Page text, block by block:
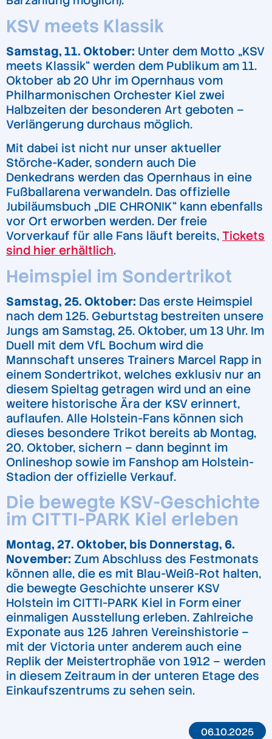
KSV meets Klassik
Samstag, 11. Oktober: Unter dem Motto „KSV
meets Klassik“ werden dem Publikum am 11.
Oktober ab 20 Uhr im Opernhaus vom
Philharmonischen Orchester Kiel zwei
Halbzeiten der besonderen Art geboten –
Verlängerung durchaus möglich.
Mit dabei ist nicht nur unser aktueller
Störche-Kader, sondern auch Die
Denkedrans werden das Opernhaus in eine
Fußballarena verwandeln. Das offizielle
Jubiläumsbuch „DIE CHRONIK“ kann ebenfalls
vor Ort erworben werden. Der freie
Vorverkauf für alle Fans läuft bereits, Tickets
sind hier erhältlich.
Heimspiel im Sondertrikot
Samstag, 25. Oktober: Das erste Heimspiel
nach dem 125. Geburtstag bestreiten unsere
Jungs am Samstag, 25. Oktober, um 13 Uhr. Im
Duell mit dem VfL Bochum wird die
Mannschaft unseres Trainers Marcel Rapp in
einem Sondertrikot, welches exklusiv nur an
diesem Spieltag getragen wird und an eine
weitere historische Ära der KSV erinnert,
auflaufen. Alle Holstein-Fans können sich
dieses besondere Trikot bereits ab Montag,
20. Oktober, sichern – dann beginnt im
Onlineshop sowie im Fanshop am Holstein-
Stadion der offizielle Verkauf.
Die bewegte KSV-Geschichte
im CITTI-PARK Kiel erleben
Montag, 27. Oktober, bis Donnerstag, 6.
November: Zum Abschluss des Festmonats
können alle, die es mit Blau-Weiß-Rot halten,
die bewegte Geschichte unserer KSV
Holstein im CITTI-PARK Kiel in Form einer
einmaligen Ausstellung erleben. Zahlreiche
Exponate aus 125 Jahren Vereinshistorie –
mit der Victoria unter anderem auch eine
Replik der Meistertrophäe von 1912 – werden
in diesem Zeitraum in der unteren Etage des
Einkaufszentrums zu sehen sein.
06.10.2025